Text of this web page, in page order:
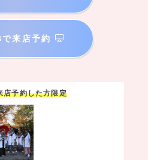
来店予約
店予約した方限定